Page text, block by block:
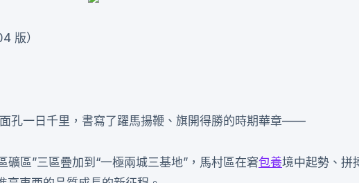
版）
孔一日千里，書寫了躍馬揚鞭、旗開得勝的時期華章——
礦區”三區疊加到“一極兩城三基地”，馬村區在窘包養境中起勢、拼